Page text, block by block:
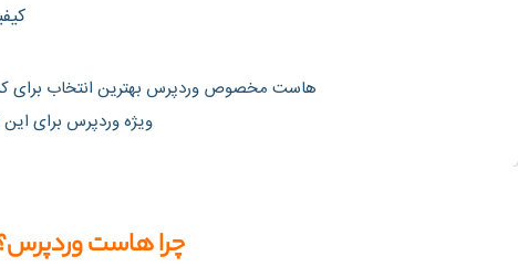
هاست مخصوص وردپرس بهترین انتخاب برای
ویژه وردپرس برای این CMS شما با تهیه هاست وردپرس سی پنل می توانید نهایت سرعت و بهره وری را تجربه کنید.
چرا هاست